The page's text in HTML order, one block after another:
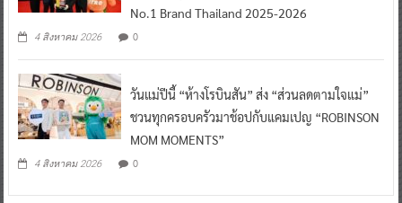
No.1 Brand Thailand 2025-2026
4 สิงหาคม 2026 0
วันแม่ปีนี้ “ห้างโรบินสัน” ส่ง “ส่วนลดตามใจแม่”
ชวนทุกครอบครัวมาช้อปกับแคมเปญ “ROBINSON
MOM MOMENTS”
4 สิงหาคม 2026 0